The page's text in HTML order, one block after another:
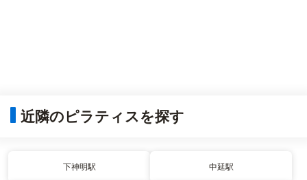
近隣のピラティスを探す
下神明駅 中延駅